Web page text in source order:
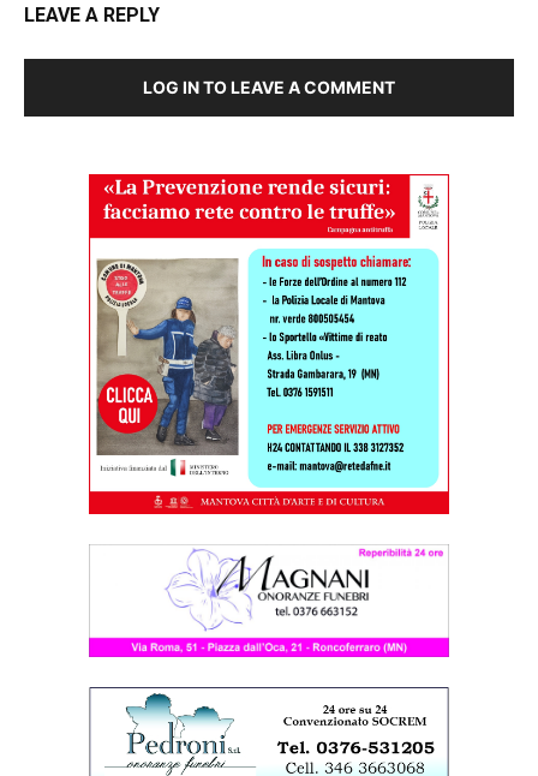
LEAVE A REPLY
LOG IN TO LEAVE A COMMENT